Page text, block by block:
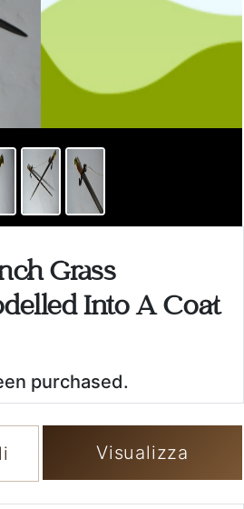
Grass
Into A Coat
purchased.
Visualizza